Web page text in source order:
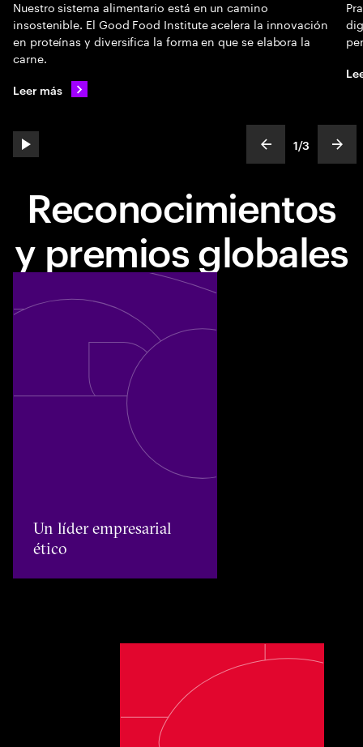
play automatic slide show show previous
slideText
1
ofText
/3
Nuestro sistema alimentario está en un camino
insostenible. El Good Food Institute acelera la innovación
en proteínas y diversifica la forma en que se elabora la
carne.
Leer más
Reconocimientos
y premios globales
Un líder empresarial ético
Un líder empresarial
ético